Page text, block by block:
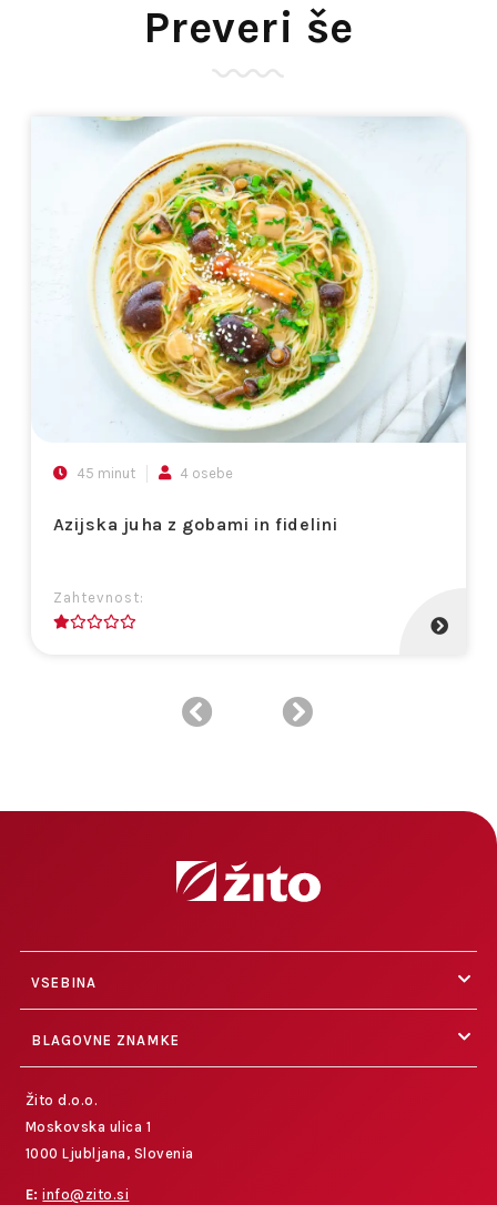
Preveri še
Azijska juha z gobami in fidelini
Zahtevnost:
45 minut 4 osebe
VSEBINA
BLAGOVNE ZNAMKE
Žito d.o.o.
Moskovska ulica 1
1000 Ljubljana, Slovenia
E: info@zito.si